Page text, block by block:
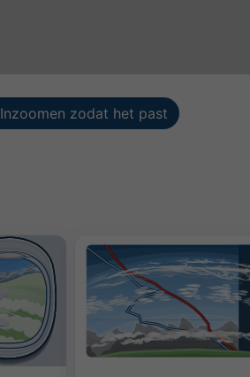
Inzoomen zodat het past